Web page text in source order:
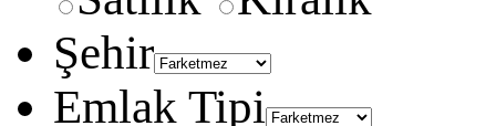
Şehir
Emlak Tipi